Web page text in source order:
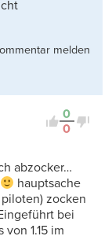
melden
0
0
abzocker…
hauptsache
zocken
bei
1.15 im